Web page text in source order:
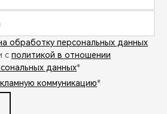
обработку персональных данных
с политикой в отношении
данных*
коммуникацию*